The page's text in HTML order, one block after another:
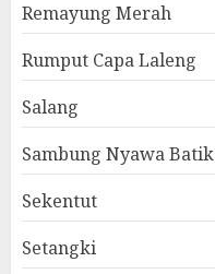
Remayung Merah
Rumput Capa Laleng
Salang
Sambung Nyawa Batik
Sekentut
Setangki